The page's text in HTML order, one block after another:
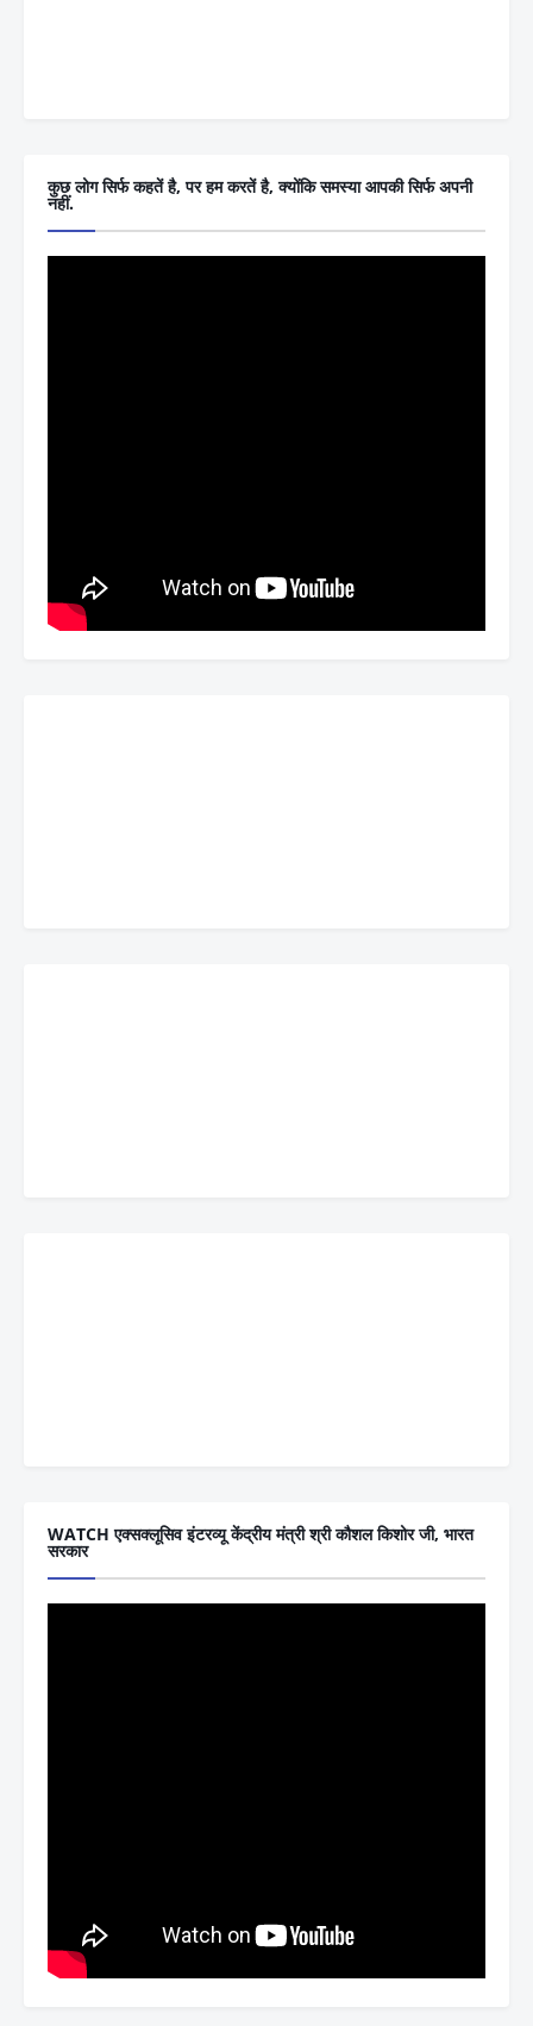
कुछ लोग सिर्फ कहतें है, पर हम करतें है, क्योंकि समस्या आपकी सिर्फ अपनी
नहीं.
WATCH एक्सक्लूसिव इंटरव्यू केंद्रीय मंत्री श्री कौशल किशोर जी, भारत
सरकार